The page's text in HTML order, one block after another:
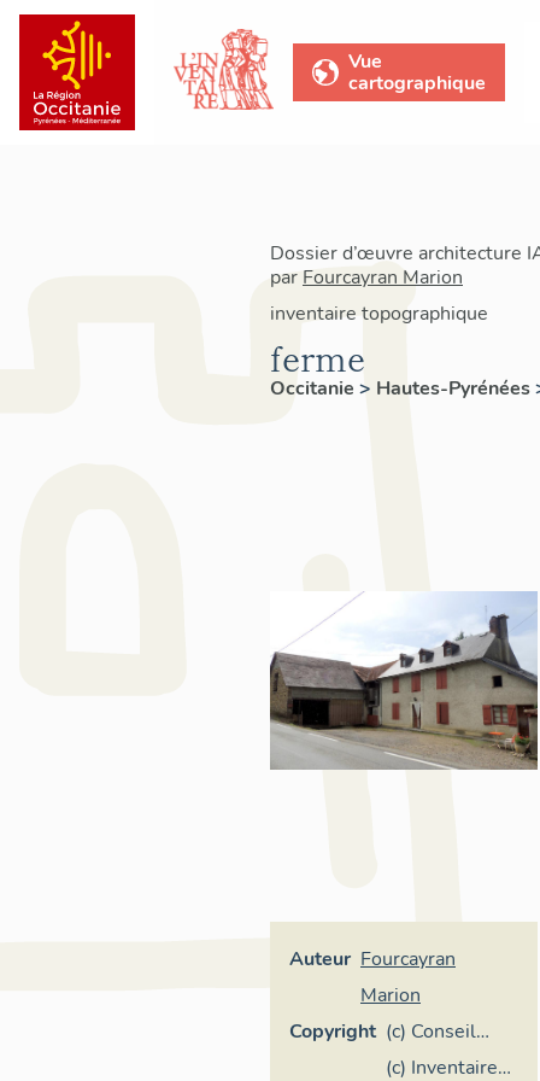
Vue
cartographique
Dossier d’œuvre architecture
par Fourcayran Marion
inventaire topographique
ferme
Occitanie > Hautes-Pyrénées
Auteur Fourcayran
Marion
Copyright (c) Conseil
départemental
(c) Inventaire